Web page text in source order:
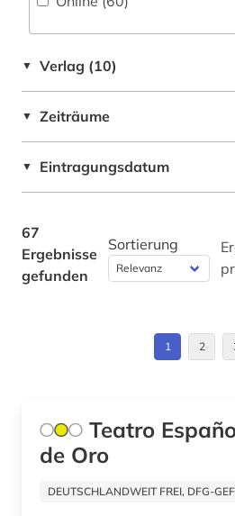
italienisch (3)
karibik (3)
katalanien (1)
katalanisch (1)
kognitive linguistik (1)
Suedamerika (17)
▼ Verlag (10)
▼ Zeiträume
▼ Eintragungsdatum
67
Ergebnisse
gefunden
Sortierung
1 2
Teatro
de Oro
DEUTSCHLANDWEIT FREI, DFG-